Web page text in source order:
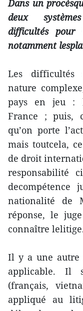
Dans un
deux
difficultés pour
notamment
Les difficultés
nature
pays en jeu :
France ; puis,
qu’on porte
mais toutcela,
de droit
responsabilité
decompétence
nationalité de
réponse, le
connaître
Il y a une autre
applicable. Il
(français,
appliqué au